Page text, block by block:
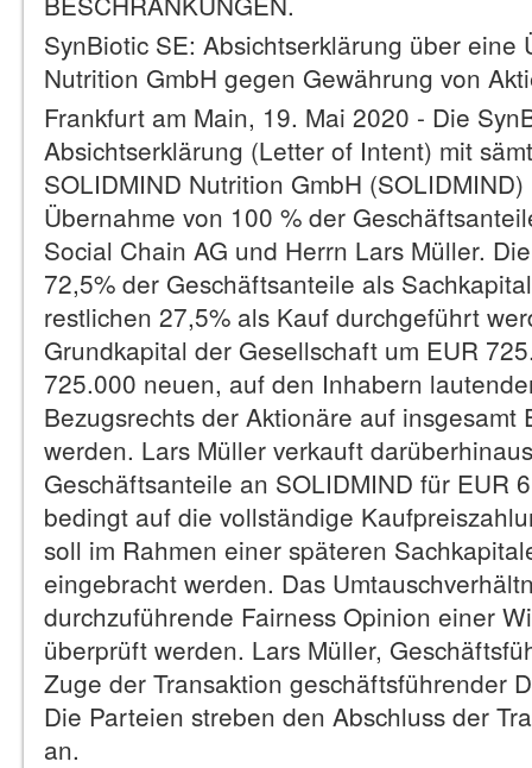
SynBiotic SE: Absichtserklärung über eine
Nutrition GmbH gegen Gewährung von
Frankfurt am Main, 19. Mai 2020 - Die
Absichtserklärung (Letter of Intent) mit
SOLIDMIND Nutrition GmbH
Übernahme von 100 % der
Social Chain AG und Herrn Lars Müller.
72,5% der Geschäftsanteile als
restlichen 27,5% als Kauf durchgeführt
Grundkapital der Gesellschaft um EUR
725.000 neuen, auf den Inhabern
Bezugsrechts der Aktionäre auf
werden. Lars Müller verkauft
Geschäftsanteile an SOLIDMIND für EUR
bedingt auf die vollständige
soll im Rahmen einer späteren
eingebracht werden. Das
durchzuführende Fairness Opinion einer
überprüft werden. Lars Müller,
Zuge der Transaktion geschäftsführender
Die Parteien streben den Abschluss der
an.